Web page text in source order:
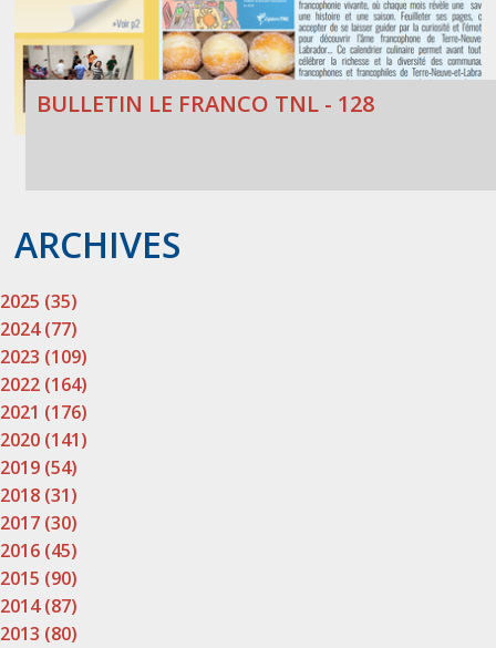
BULLETIN LE FRANCO TNL - 128
ARCHIVES
2025 (35)
2024 (77)
2023 (109)
2022 (164)
2021 (176)
2020 (141)
2019 (54)
2018 (31)
2017 (30)
2016 (45)
2015 (90)
2014 (87)
2013 (80)